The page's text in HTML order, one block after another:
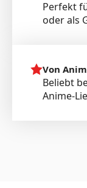
Perfekt
oder als
Von
Beliebt
Anime-